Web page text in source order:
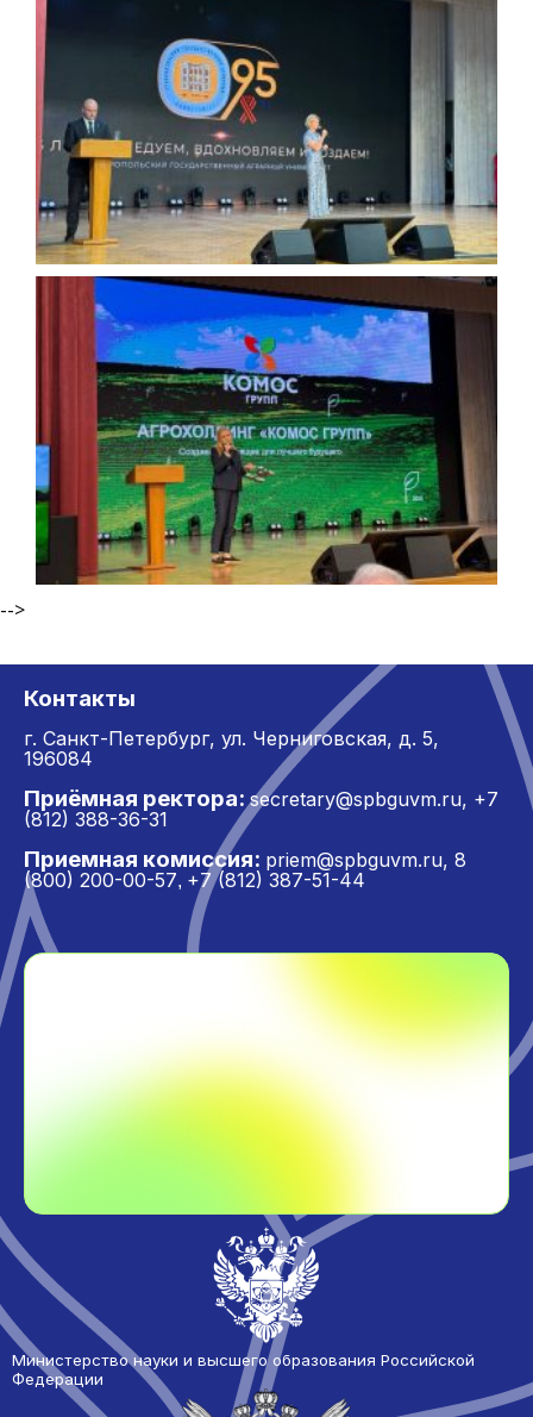
-->
Контакты
г. Санкт-Петербург, ул. Черниговская, д. 5,
196084
Приёмная ректора: secretary@spbguvm.ru, +7
(812) 388-36-31
Приемная комиссия: priem@spbguvm.ru, 8
(800) 200-00-57, +7 (812) 387-51-44
Министерство науки и высшего образования Российской
Федерации